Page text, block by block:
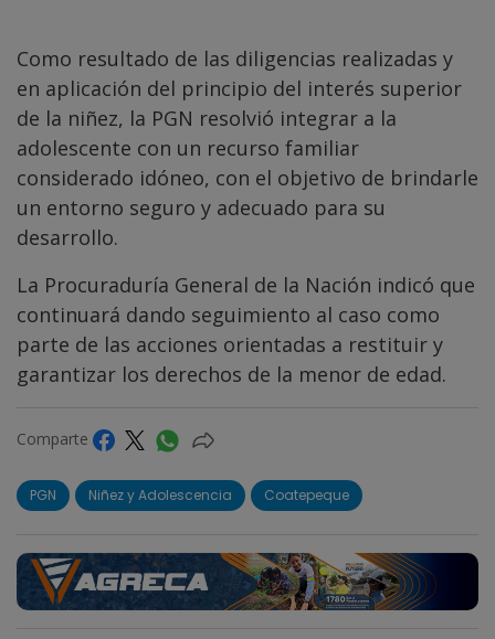
Como resultado de las diligencias realizadas y
en aplicación del principio del interés superior
de la niñez, la PGN resolvió integrar a la
adolescente con un recurso familiar
considerado idóneo, con el objetivo de brindarle
un entorno seguro y adecuado para su
desarrollo.
La Procuraduría General de la Nación indicó que
continuará dando seguimiento al caso como
parte de las acciones orientadas a restituir y
garantizar los derechos de la menor de edad.
Comparte
PGN Niñez y Adolescencia Coatepeque